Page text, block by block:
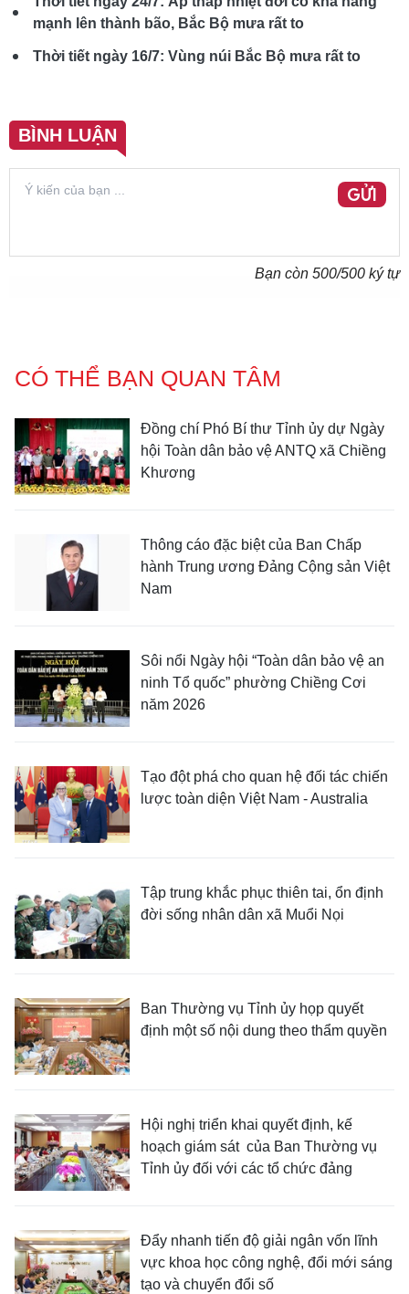
mạnh lên thành bão, Bắc Bộ mưa rất to
Thời tiết ngày 16/7: Vùng núi Bắc Bộ mưa rất to
BÌNH LUẬN
GỬI
Bạn còn 500/500 ký tự
CÓ THỂ BẠN QUAN TÂM
Đồng chí Phó Bí thư Tỉnh ủy dự Ngày
hội Toàn dân bảo vệ ANTQ xã Chiềng
Khương
Thông cáo đặc biệt của Ban Chấp
hành Trung ương Đảng Cộng sản Việt
Nam
Sôi nổi Ngày hội “Toàn dân bảo vệ an
ninh Tổ quốc” phường Chiềng Cơi
năm 2026
Tạo đột phá cho quan hệ đối tác chiến
lược toàn diện Việt Nam - Australia
Tập trung khắc phục thiên tai, ổn định
đời sống nhân dân xã Muổi Nọi
Ban Thường vụ Tỉnh ủy họp quyết
định một số nội dung theo thẩm quyền
Hội nghị triển khai quyết định, kế
hoạch giám sát của Ban Thường vụ
Tỉnh ủy đối với các tổ chức đảng
Đẩy nhanh tiến độ giải ngân vốn lĩnh
vực khoa học công nghệ, đổi mới sáng
tạo và chuyển đổi số